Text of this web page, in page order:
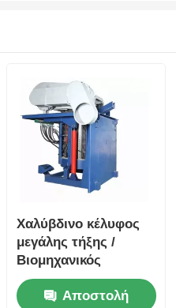
Χαλύβδινο κέλυφος
μεγάλης τήξης /
Βιομηχανικός
εξοπλισμός τήξης
αργύρου 1400KW
Αποστολή